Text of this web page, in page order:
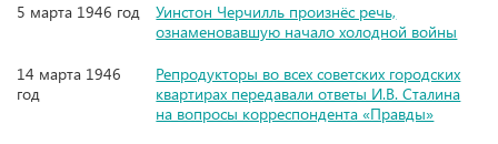
5 марта 1946 год
Уинстон Черчилль произнёс речь,
ознаменовавшую начало холодной войны
14 марта 1946
год
Репродукторы во всех советских городских
квартирах передавали ответы И.В. Сталина
на вопросы корреспондента «Правды»